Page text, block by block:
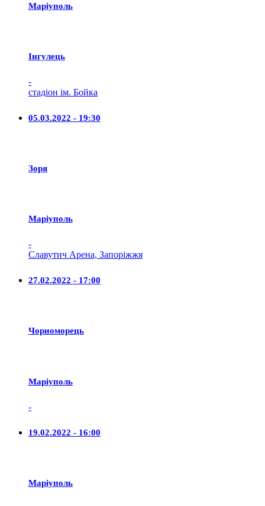
Маріуполь
Iнгулець
-
стадіон ім. Бойка
05.03.2022 - 19:30
Зоря
Маріуполь
-
Славутич Арена, Запоріжжя
27.02.2022 - 17:00
Чорноморець
Маріуполь
-
19.02.2022 - 16:00
Маріуполь